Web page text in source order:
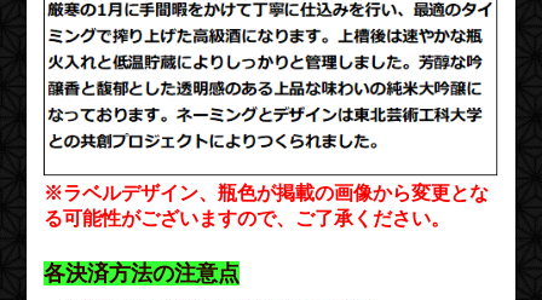
※ラベルデザイン、瓶色が掲載の画像から変更とな
る可能性がございますので、ご了承ください。
各決済方法の注意点